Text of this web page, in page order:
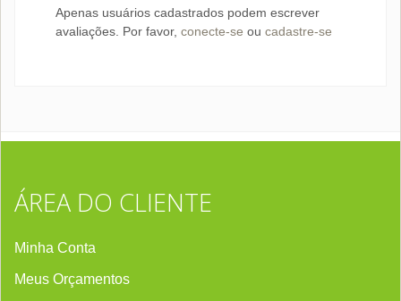
Apenas usuários cadastrados podem escrever
avaliações. Por favor, conecte-se ou cadastre-se
ÁREA DO CLIENTE
Minha Conta
Meus Orçamentos